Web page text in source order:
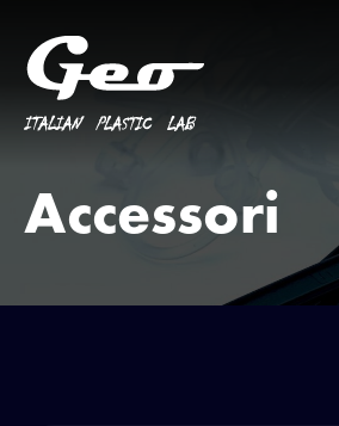
Accessori